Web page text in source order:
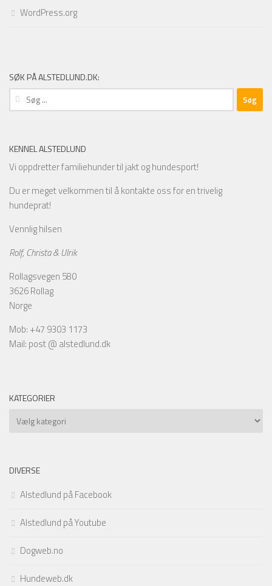
WordPress.org
SØK PÅ ALSTEDLUND.DK:
Søg
efter:
KENNEL ALSTEDLUND
Vi oppdretter familiehunder til jakt og hundesport!
Du er meget velkommen til å kontakte oss for en trivelig
hundeprat!
Vennlig hilsen
Rolf, Christa & Ulrik
Rollagsvegen 580
3626 Rollag
Norge
Mob: +47 9303 1173
Mail: post @ alstedlund.dk
KATEGORIER
Kategorier
DIVERSE
Alstedlund på Facebook
Alstedlund på Youtube
Dogweb.no
Hundeweb.dk